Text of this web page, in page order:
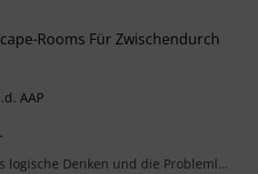
Rooms Für Zwischendurch
AAP
Fördern Sie das logische Denken und die Problemlösefähigkeiten Ihrer Lernenden auf spielerische W...